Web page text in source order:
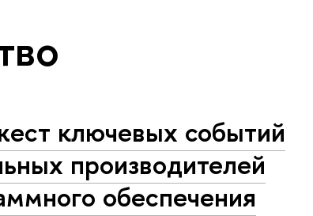
ключевых событий
производителей
обеспечения